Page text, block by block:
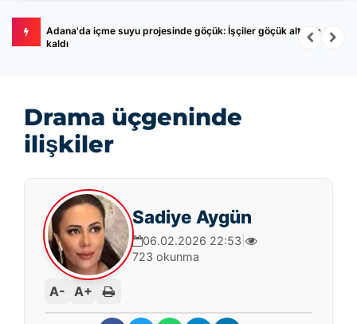
Adana'da içme suyu projesinde göçük: İşçiler göçük altında
kaldı
Drama üçgeninde
ilişkiler
Sadiye Aygün
06.02.2026 22:53
723 okunma
A- A+